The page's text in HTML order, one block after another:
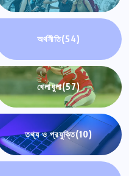
অর্থনীতি(54)
খেলাধুলা(57)
তথ্য ও প্রযুক্তি(10)